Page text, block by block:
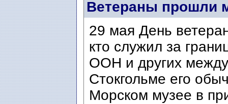
Ветераны прошли
29 мая День
кто служил за
ООН и других
Стокгольме его
Морском музее в